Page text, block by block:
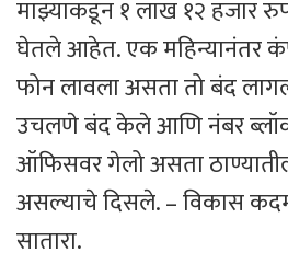
माझ्याकडून १ लाख १२ हजार
घेतले आहेत. एक महिन्यानंतर
फोन लावला असता तो बंद
उचलणे बंद केले आणि नंबर ब्लॉक
ऑफिसवर गेलो असता
असल्याचे दिसले. – विकास
सातारा.